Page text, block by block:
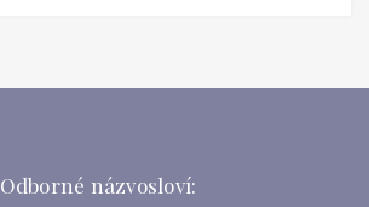
Odborné názvosloví: